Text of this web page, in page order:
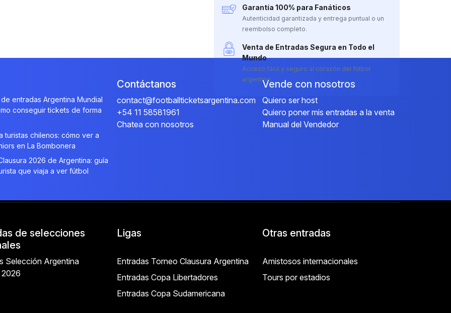
Garantía 100% para Fanáticos
Autenticidad garantizada y entrega puntual o un
reembolso completo.
Venta de Entradas Segura en Todo el
Mundo
Acceso fácil y seguro al corazón del fútbol
argentino.
entradas Argentina Mundial
conseguir tickets de forma
turistas chilenos: cómo ver a
en La Bombonera
2026 de Argentina: guía
que viaja a ver fútbol
Contáctanos
contact@footballticketsargentina.com
+54 11 58581961
Chatea con nosotros
Vende con nosotros
Quiero ser host
Quiero poner mis entradas a la venta
Manual del Vendedor
de selecciones
Selección Argentina
2026
Ligas
Entradas Torneo Clausura Argentina
Entradas Copa Libertadores
Entradas Copa Sudamericana
Otras entradas
Amistosos internacionales
Tours por estadios